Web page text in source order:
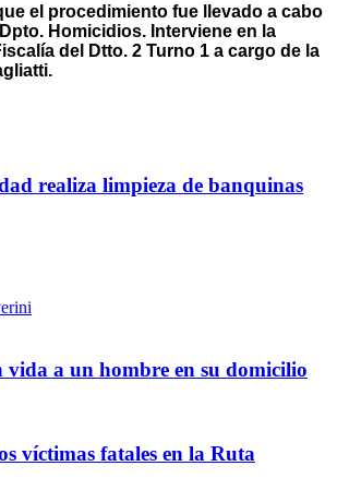
realiza limpieza de banquinas
el procedimiento fue llevado a cabo
Homicidios. Interviene en la
del Dtto. 2 Turno 1 a cargo de la
a un hombre en su domicilio
víctimas fatales en la Ruta